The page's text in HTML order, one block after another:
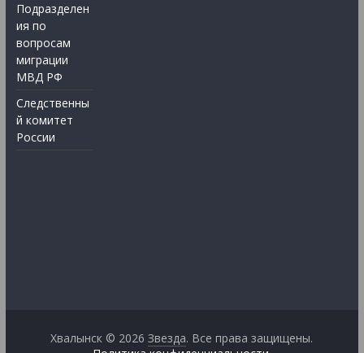
Подразделен
ия по
вопросам
миграции
МВД РФ
Следственны
й комитет
России
Хвалынск © 2026Звезда. Все права защищены.